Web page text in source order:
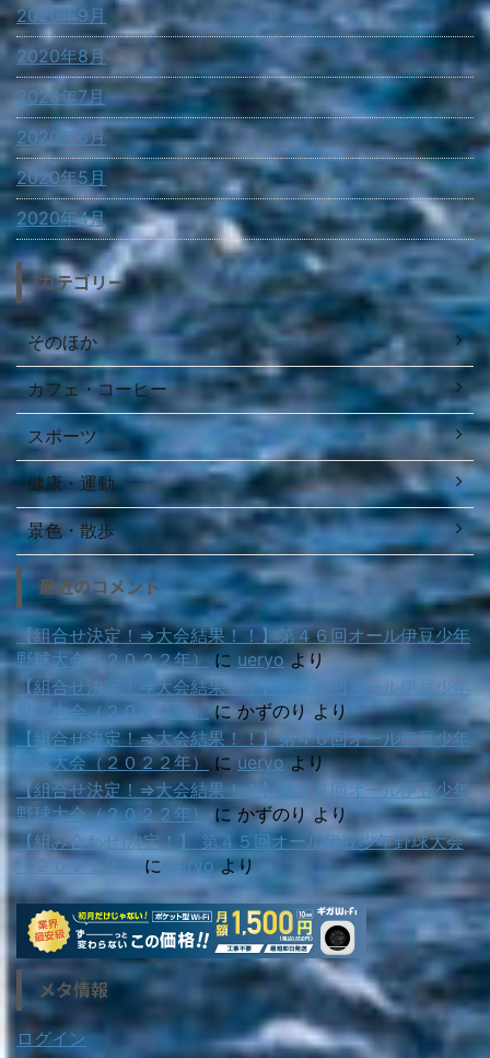
2020年9月
2020年8月
2020年7月
2020年6月
2020年5月
2020年4月
カテゴリー
そのほか
カフェ・コーヒー
スポーツ
健康・運動
景色・散歩
最近のコメント
【組合せ決定！⇒大会結果！！】第４６回オール伊豆少年
野球大会（２０２２年）にueryoより
【組合せ決定！⇒大会結果！！】第４６回オール伊豆少年
野球大会（２０２２年）にかずのり より
【組合せ決定！⇒大会結果！！】第４６回オール伊豆少年
野球大会（２０２２年）にueryoより
【組合せ決定！⇒大会結果！！】第４６回オール伊豆少年
野球大会（２０２２年）にかずのり より
【組み合わせ!決定！】 第４５回オール伊豆少年野球大会
（２０２１年）
に ueryo より
メタ情報
ログイン